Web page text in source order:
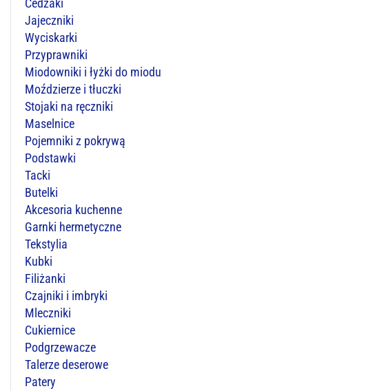
Cedzaki
Jajeczniki
Wyciskarki
Przyprawniki
Miodowniki i łyżki do miodu
Moździerze i tłuczki
Stojaki na ręczniki
Maselnice
Pojemniki z pokrywą
Podstawki
Tacki
Butelki
Akcesoria kuchenne
Garnki hermetyczne
Tekstylia
Kubki
Filiżanki
Czajniki i imbryki
Mleczniki
Cukiernice
Podgrzewacze
Talerze deserowe
Patery